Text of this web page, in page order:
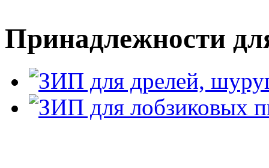
Принадлежности